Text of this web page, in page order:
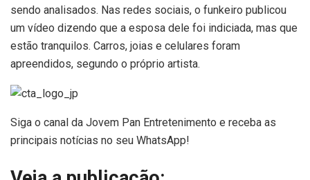
sendo analisados. Nas redes sociais, o funkeiro publicou
um vídeo dizendo que a esposa dele foi indiciada, mas que
estão tranquilos. Carros, joias e celulares foram
apreendidos, segundo o próprio artista.
Siga o canal da Jovem Pan Entretenimento e receba as
principais notícias no seu WhatsApp!